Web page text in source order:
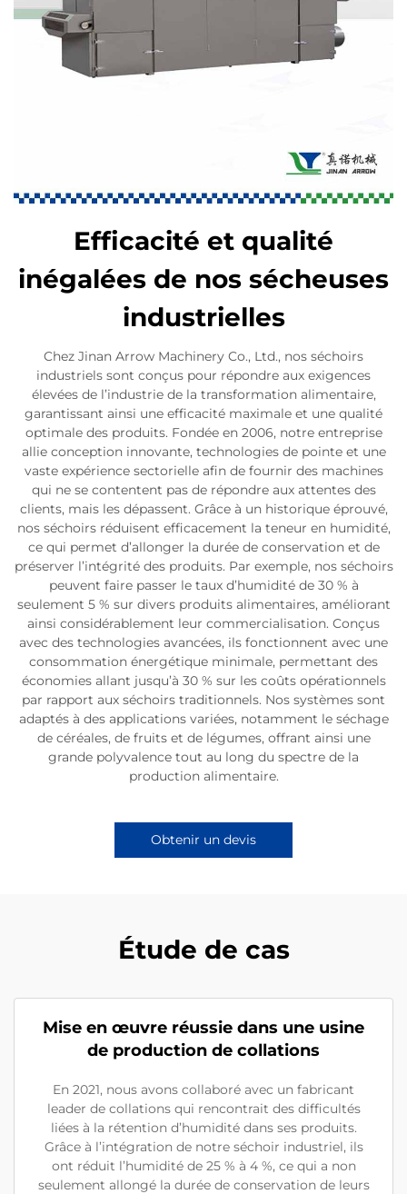
Efficacité et qualité
inégalées de nos sécheuses
industrielles
Chez Jinan Arrow Machinery Co., Ltd., nos séchoirs
industriels sont conçus pour répondre aux exigences
élevées de l’industrie de la transformation alimentaire,
garantissant ainsi une efficacité maximale et une qualité
optimale des produits. Fondée en 2006, notre entreprise
allie conception innovante, technologies de pointe et une
vaste expérience sectorielle afin de fournir des machines
qui ne se contentent pas de répondre aux attentes des
clients, mais les dépassent. Grâce à un historique éprouvé,
nos séchoirs réduisent efficacement la teneur en humidité,
ce qui permet d’allonger la durée de conservation et de
préserver l’intégrité des produits. Par exemple, nos séchoirs
peuvent faire passer le taux d’humidité de 30 % à
seulement 5 % sur divers produits alimentaires, améliorant
ainsi considérablement leur commercialisation. Conçus
avec des technologies avancées, ils fonctionnent avec une
consommation énergétique minimale, permettant des
économies allant jusqu’à 30 % sur les coûts opérationnels
par rapport aux séchoirs traditionnels. Nos systèmes sont
adaptés à des applications variées, notamment le séchage
de céréales, de fruits et de légumes, offrant ainsi une
grande polyvalence tout au long du spectre de la
production alimentaire.
Obtenir un devis
Étude de cas
Mise en œuvre réussie dans une usine
de production de collations
En 2021, nous avons collaboré avec un fabricant
leader de collations qui rencontrait des difficultés
liées à la rétention d’humidité dans ses produits.
Grâce à l’intégration de notre séchoir industriel, ils
ont réduit l’humidité de 25 % à 4 %, ce qui a non
seulement allongé la durée de conservation de leurs